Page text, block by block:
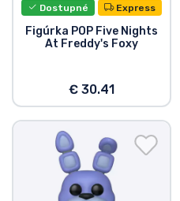
Dostupné Express
Figúrka POP Five Nights
At Freddy's Foxy
€ 30.41